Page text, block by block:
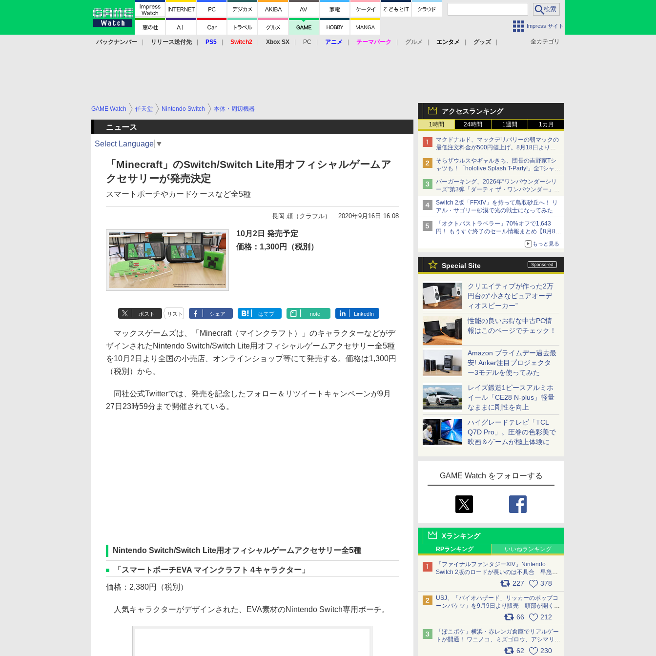
Impress サイト
全カテゴリ
バックナンバー リリース送付先 PS5 Switch2 Xbox SX PC アニメ テーマパーク グルメ エンタメ
グッズ
アクセスランキング
1時間 24時間 1週間 1カ月
マクドナルド、マックデリバリーの朝マックの
最低注文料金が500円値上げ。8月18日より
1,500円から受付
そらザウルスやギャルきち、団長の吉野家Tシ
ャツも！「hololive Splash T-Party!」全Tシャツ
ラインナップ公開＆オンライン販売開始
バーガーキング、2026年“ワンパウンダーシリ
ーズ”第3弾「ダーティ ザ・ワンパウンダー」を
8月7日発売
「特製ガーリックマヨソース」を使用した超大
型チーズバーガー
Switch 2版「FFXIV」を持って鳥取砂丘へ！ リ
アル・サゴリー砂漠で光の戦士になってみた
「オクトパストラベラー」70%オフで1,643
円！ もうすぐ終了のセール情報まとめ【8月8日
ニンテンドーeショップでは「大神 絶景版」が
もっと見る
Special Site
クリエイティブが作った2万
円台の“小さなピュアオーデ
ィオスピーカー”
性能の良いお得な中古PC情
報はこのページでチェック！
Amazon プライムデー過去最
安! Anker注目プロジェクタ
ー3モデルを使ってみた
レイズ鍛造1ピースアルミホ
イール「CE28 N-plus」軽量
なままに剛性を向上
ハイグレードテレビ「TCL
Q7D Pro」。圧巻の色彩美で
映画＆ゲームが極上体験に
GAME Watch をフォローする
Xランキング
RPランキング いいねランキング
「ファイナルファンタジーXIV」Nintendo
Switch 2版のロードが長いのは不具合 早急に
アップデートできるよう対応中227 378
USJ、「バイオハザード」リッカーのポップコ
ーンバケツ」を9月9日より販売 頭部が開く仕
組み。味は恐怖を堪のう「味噌フレーバー」
66 212
「ぽこポケ」横浜・赤レンガ倉庫でリアルゲー
トが開通！ ワニノコ、ミズゴロウ、アシマリ登
場シーンをレポート pic.x.com/LDgEByVl6D
62 230
GAME Watch 任天堂 Nintendo Switch 本体・周辺機器
ニュース
Select Language ▼
「Minecraft」のSwitch/Switch Lite用オフィシャルゲームア
クセサリーが発売決定
スマートポーチやカードケースなど全5種
長岡 頼（クラフル） 2020年9月16日 16:08
10月2日 発売予定
価格：1,300円（税別）
ポスト リスト シェア はてブ note LinkedIn
マックスゲームズは、「Minecraft（マインクラフト）」のキャラクターなどがデ
ザインされたNintendo Switch/Switch Lite用オフィシャルゲームアクセサリー全5種
を10月2日より全国の小売店、オンラインショップ等にて発売する。価格は1,300円
（税別）から。
同社公式Twitterでは、発売を記念したフォロー＆リツイートキャンペーンが9月
27日23時59分まで開催されている。
Nintendo Switch/Switch Lite用オフィシャルゲームアクセサリー全5種
「スマートポーチEVA マインクラフト 4キャラクター」
価格：2,380円（税別）
人気キャラクターがデザインされた、EVA素材のNintendo Switch専用ポーチ。